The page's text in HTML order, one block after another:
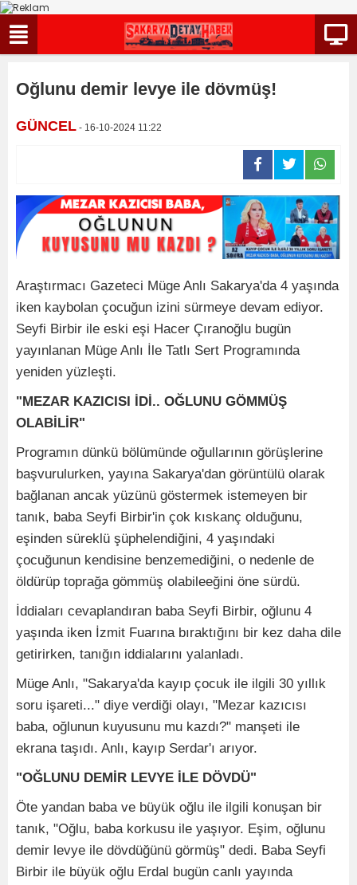
Oğlunu demir levye ile dövmüş!
GÜNCEL - 16-10-2024 11:22
Araştırmacı Gazeteci Müge Anlı Sakarya'da 4 yaşında
iken kaybolan çocuğun izini sürmeye devam ediyor.
Seyfi Birbir ile eski eşi Hacer Çıranoğlu bugün
yayınlanan Müge Anlı İle Tatlı Sert Programında
yeniden yüzleşti.
"MEZAR KAZICISI İDİ.. OĞLUNU GÖMMÜŞ
OLABİLİR"
Programın dünkü bölümünde oğullarının görüşlerine
başvurulurken, yayına Sakarya'dan görüntülü olarak
bağlanan ancak yüzünü göstermek istemeyen bir
tanık, baba Seyfi Birbir'in çok kıskanç olduğunu,
eşinden süreklü şüphelendiğini, 4 yaşındaki
çocuğunun kendisine benzemediğini, o nedenle de
öldürüp toprağa gömmüş olabileeğini öne sürdü.
İddiaları cevaplandıran baba Seyfi Birbir, oğlunu 4
yaşında iken İzmit Fuarına bıraktığını bir kez daha dile
getirirken, tanığın iddialarını yalanladı.
Müge Anlı, "Sakarya'da kayıp çocuk ile ilgili 30 yıllık
soru işareti..." diye verdiği olayı, "Mezar kazıcısı
baba, oğlunun kuyusunu mu kazdı?" manşeti ile
ekrana taşıdı. Anlı, kayıp Serdar'ı arıyor.
"OĞLUNU DEMİR LEVYE İLE DÖVDÜ"
Öte yandan baba ve büyük oğlu ile ilgili konuşan bir
tanık, "Oğlu, baba korkusu ile yaşıyor. Eşim, oğlunu
demir levye ile dövdüğünü görmüş" dedi. Baba Seyfi
Birbir ile büyük oğlu Erdal bugün canlı yayında